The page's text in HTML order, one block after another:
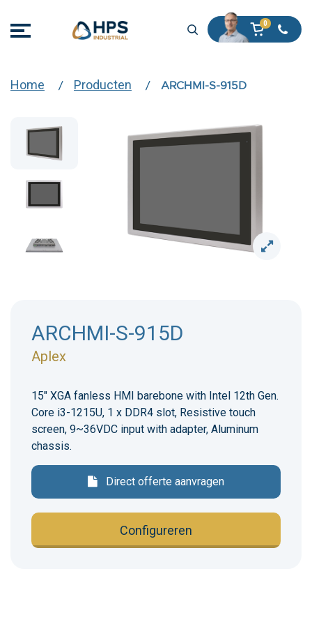
Home Producten ARCHMI-S-915D
ARCHMI-S-915D
Aplex
15" XGA fanless HMI barebone with Intel 12th Gen.
Core i3-1215U, 1 x DDR4 slot, Resistive touch
screen, 9~36VDC input with adapter, Aluminum
chassis.
Direct offerte aanvragen
Configureren